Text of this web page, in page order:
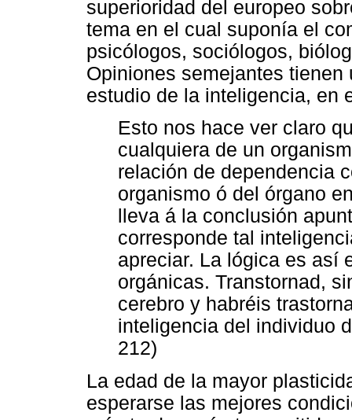
superioridad del europeo
tema en el cual suponía el
psicólogos, sociólogos,
Opiniones semejantes
estudio de la inteligencia, en
Esto nos hace ver claro
cualquiera de un
relación de dependencia
organismo ó del órgano
lleva á la conclusión
corresponde tal
apreciar. La lógica es así
orgánicas. Transtornad,
cerebro y habréis
inteligencia del individuo
212)
La edad de la mayor
esperarse las mejores